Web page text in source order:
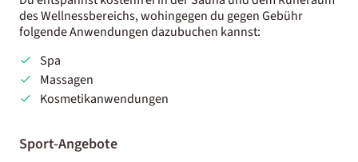
des Wellnessbereichs, wohingegen du gegen Gebühr
folgende Anwendungen dazubuchen kannst:
Spa
Massagen
Kosmetikanwendungen
Sport-Angebote